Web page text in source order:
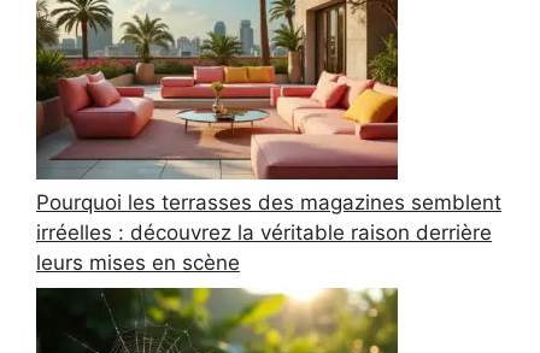
Pourquoi les terrasses des magazines semblent
irréelles : découvrez la véritable raison derrière
leurs mises en scène